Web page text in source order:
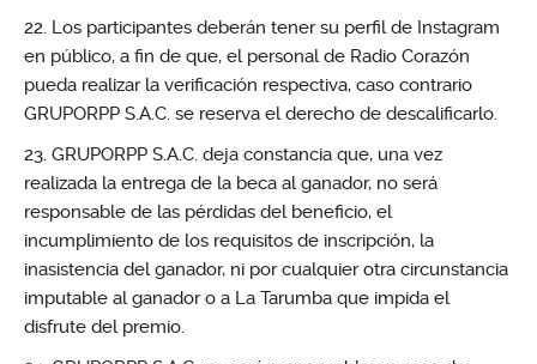
Los participantes deberán tener su perfil de Instagram
en público, a fin de que, el personal de Radio Corazón
pueda realizar la verificación respectiva, caso contrario
GRUPORPP S.A.C. se reserva el derecho de descalificarlo.
GRUPORPP S.A.C. deja constancia que, una vez
realizada la entrega de la beca al ganador, no será
responsable de las pérdidas del beneficio, el
incumplimiento de los requisitos de inscripción, la
inasistencia del ganador, ni por cualquier otra circunstancia
imputable al ganador o a La Tarumba que impida el
disfrute del premio.